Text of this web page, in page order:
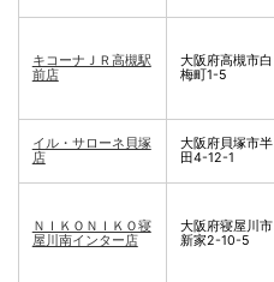
キコーナＪＲ高槻駅
前店
大阪府高槻市白
梅町1-5
イル・サローネ貝塚
店
大阪府貝塚市半
田4-12-1
ＮＩＫＯＮＩＫＯ寝
屋川南インター店
大阪府寝屋川市
新家2-10-5